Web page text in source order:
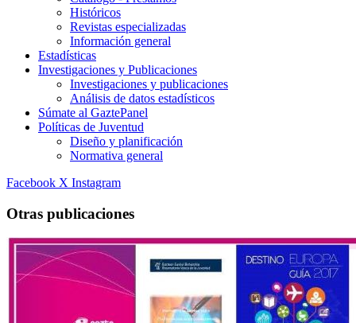
Históricos
Revistas especializadas
Información general
Estadísticas
Investigaciones y Publicaciones
Investigaciones y publicaciones
Análisis de datos estadísticos
Súmate al GaztePanel
Políticas de Juventud
Diseño y planificación
Normativa general
Facebook X Instagram
Otras publicaciones